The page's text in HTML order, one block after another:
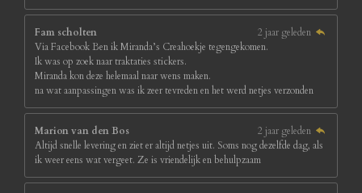
Fam scholten
2 jaar geleden
Via Facebook Ben ik Miranda’s Creahoekje tegengekomen.
Ik was op zoek naar traktaties stickers.
Miranda kon deze helemaal naar wens maken.
na wat aanpassingen was ik zeer tevreden en het werd netjes verzonden
Marion van den Bos
2 jaar geleden
Altijd snelle levering en ziet er altijd netjes uit. Soms nog dezelfde dag, als
ik weer eens wat vergeet. Ze is vriendelijk en behulpzaam